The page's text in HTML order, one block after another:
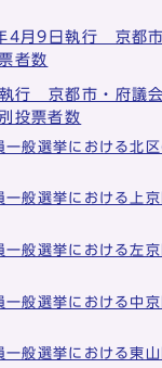
4月9日執行 京都
者数
行 京都市・府議
投票者数
一般選挙における北
一般選挙における上
一般選挙における左京
一般選挙における中京
一般選挙における東